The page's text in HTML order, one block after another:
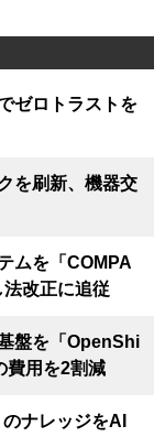
ゼロトラストを
を刷新、機器交
ムを「COMPA
改正に追従
盤を「OpenShi
費用を2割減
ナレッジをAI